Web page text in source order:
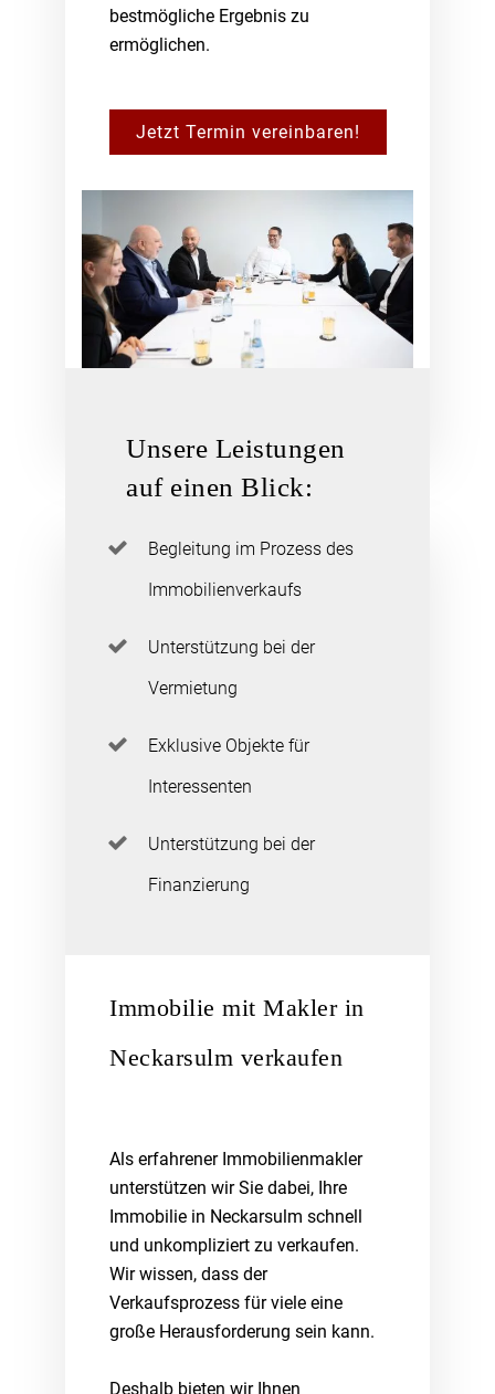
bestmögliche Ergebnis zu
ermöglichen.
Jetzt Termin vereinbaren!
Unsere Leistungen
auf einen Blick:
Begleitung im Prozess des
Immobilienverkaufs
Unterstützung bei der
Vermietung
Exklusive Objekte für
Interessenten
Unterstützung bei der
Finanzierung
Immobilie mit Makler in
Neckarsulm verkaufen
Als erfahrener Immobilienmakler
unterstützen wir Sie dabei, Ihre
Immobilie in Neckarsulm schnell
und unkompliziert zu verkaufen.
Wir wissen, dass der
Verkaufsprozess für viele eine
große Herausforderung sein kann.
Deshalb bieten wir Ihnen